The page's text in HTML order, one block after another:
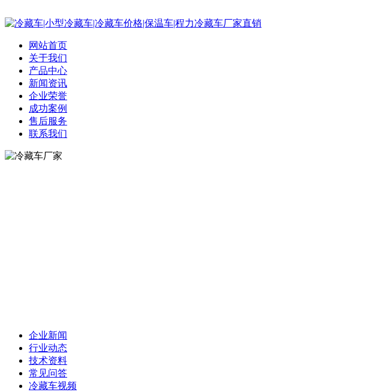
网站首页
关于我们
产品中心
新闻资讯
企业荣誉
成功案例
售后服务
联系我们
企业新闻
行业动态
技术资料
常见问答
冷藏车视频